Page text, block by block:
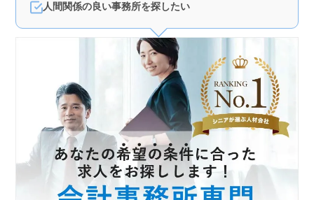
人間関係の良い事務所を探したい